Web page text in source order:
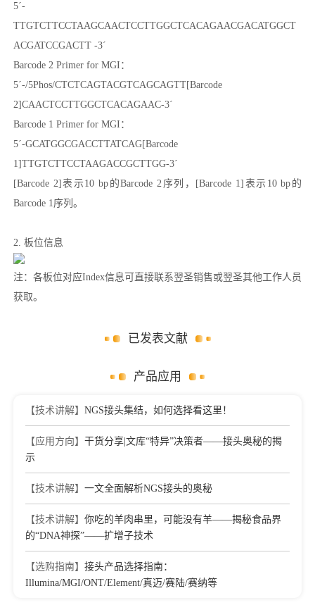
5´-
TTGTCTTCCTAAGCAACTCCTTGGCTCACAGAACGACATGGCT
ACGATCCGACTT -3´
Barcode 2 Primer for MGI：
5´-/5Phos/CTCTCAGTACGTCAGCAGTT[Barcode
2]CAACTCCTTGGCTCACAGAAC-3´
Barcode 1 Primer for MGI：
5´-GCATGGCGACCTTATCAG[Barcode
1]TTGTCTTCCTAAGACCGCTTGG-3´
[Barcode 2]表示10 bp的Barcode 2序列，[Barcode 1]表示10 bp的
Barcode 1序列。
2. 板位信息
注：各板位对应Index信息可直接联系翌圣销售或翌圣其他工作人员
获取。
已发表文献
产品应用
【技术讲解】 NGS接头集结，如何选择看这里！
【应用方向】 干货分享|文库“特异”决策者——接头奥秘的揭
示
【技术讲解】 一文全面解析NGS接头的奥秘
【技术讲解】 你吃的羊肉串里，可能没有羊——揭秘食品界
的“DNA神探”——扩增子技术
【选购指南】 接头产品选择指南：
Illumina/MGI/ONT/Element/真迈/赛陆/赛纳等